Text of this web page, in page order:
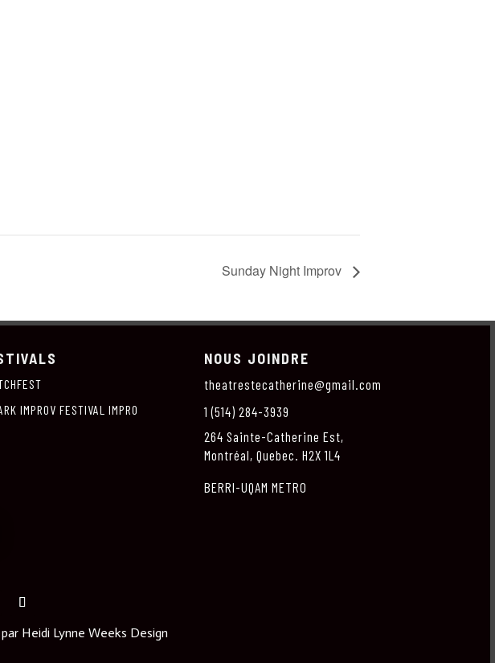
Sunday Night Improv
IMPROV FESTIVAL IMPRO
NOUS JOINDRE
theatrestecatherine@gmail.com
1 (514) 284-3939
264 Sainte-Catherine Est,
Montréal, Quebec. H2X 1L4
BERRI-UQAM METRO
Heidi Lynne Weeks Design